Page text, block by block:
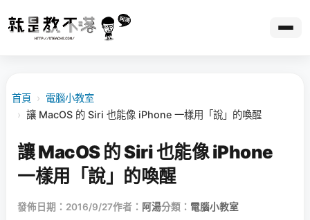
首頁 › 電腦小教室
› 讓 MacOS 的 Siri 也能像 iPhone 一樣用「說」的喚醒
讓 MacOS 的 Siri 也能像 iPhone
一樣用「說」的喚醒
發佈日期：2016/9/27作者： 阿湯分類： 電腦小教室